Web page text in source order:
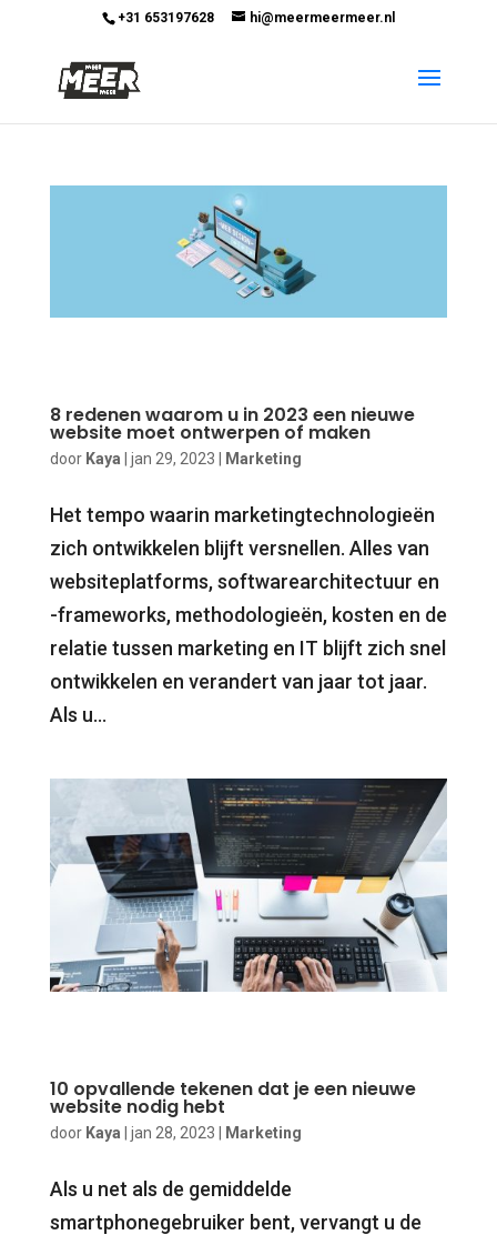
+31 653197628 hi@meermeermeer.nl
8 redenen waarom u in 2023 een nieuwe
website moet ontwerpen of maken
door Kaya jan 29, 2023 Marketing
Het tempo waarin marketingtechnologieën
zich ontwikkelen blijft versnellen. Alles van
websiteplatforms, softwarearchitectuur en
-frameworks, methodologieën, kosten en de
relatie tussen marketing en IT blijft zich snel
ontwikkelen en verandert van jaar tot jaar.
Als u...
10 opvallende tekenen dat je een nieuwe
website nodig hebt
door Kaya | jan 28, 2023 | Marketing
Als u net als de gemiddelde
smartphonegebruiker bent, vervangt u de